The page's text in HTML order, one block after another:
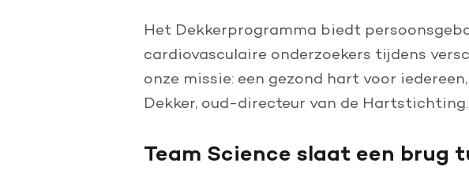
Het Dekkerprogramma biedt
cardiovasculaire onderzoekers tijdens
onze missie: een gezond hart voor
Dekker, oud-directeur van de Hartstichting.
Team Science slaat een brug